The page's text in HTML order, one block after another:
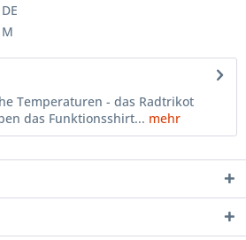
DE
M
Temperaturen - das Radtrikot
das Funktionsshirt... mehr